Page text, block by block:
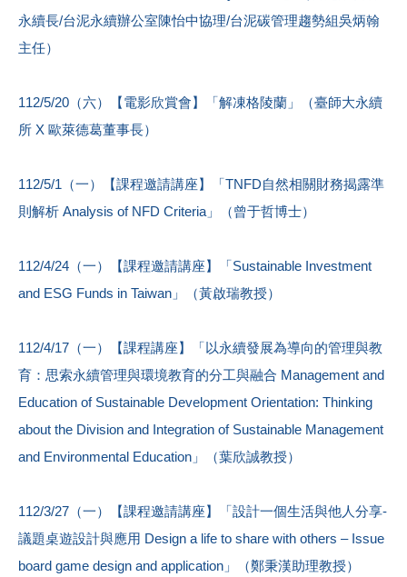
永續長/台泥永續辦公室陳怡中協理/台泥碳管理趨勢組吳炳翰
主任）
112/5/20（六）【電影欣賞會】「解凍格陵蘭」（臺師大永續
所 X 歐萊德葛董事長）
112/5/1（一）【課程邀請講座】「TNFD自然相關財務揭露準
則解析 Analysis of NFD Criteria」（曾于哲博士）
112/4/24（一）【課程邀請講座】「Sustainable Investment
and ESG Funds in Taiwan」（黃啟瑞教授）
112/4/17（一）【課程講座】「以永續發展為導向的管理與教
育：思索永續管理與環境教育的分工與融合 Management and
Education of Sustainable Development Orientation: Thinking
about the Division and Integration of Sustainable Management
and Environmental Education」（葉欣誠教授）
112/3/27（一）【課程邀請講座】「設計一個生活與他人分享-
議題桌遊設計與應用 Design a life to share with others – Issue
board game design and application」（鄭秉漢助理教授）